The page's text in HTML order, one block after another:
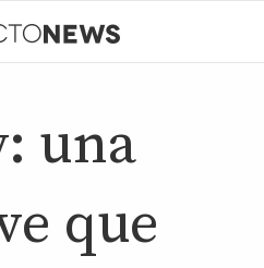
una
que